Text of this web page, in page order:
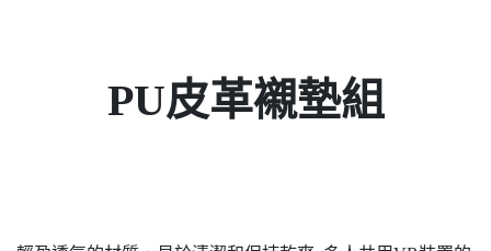
PU皮革襯墊組